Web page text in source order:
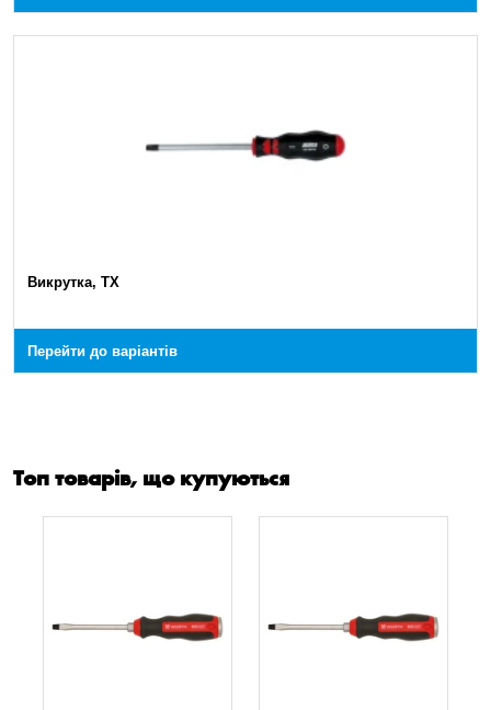
Викрутка, TX
Перейти до варіантів
Топ товарів, що купуються